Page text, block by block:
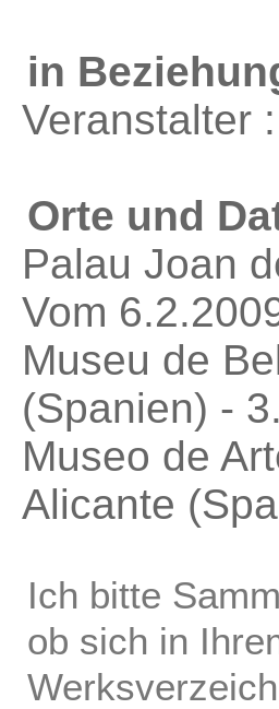
in
Veranstalter :
Orte und
Palau Joan
Vom
Museu de
(Spanien) -
Museo de
Alicante
Ich bitte
ob sich in